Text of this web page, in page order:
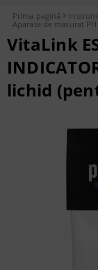
Prima pagină
Aparate de masurat PH
VitaLink
lichid